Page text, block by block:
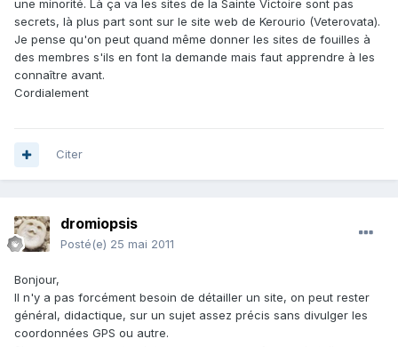
une minorité. Là ça va les sites de la Sainte Victoire sont pas
secrets, là plus part sont sur le site web de Kerourio (Veterovata).
Je pense qu'on peut quand même donner les sites de fouilles à
des membres s'ils en font la demande mais faut apprendre à les
connaître avant.
Cordialement
Citer
dromiopsis
Posté(e) 25 mai 2011
Bonjour,
Il n'y a pas forcément besoin de détailler un site, on peut rester
général, didactique, sur un sujet assez précis sans divulger les
coordonnées GPS ou autre.